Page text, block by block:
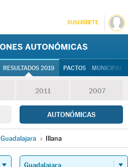
SUSCRÍBETE
RESULTADOS 2019 PACTOS
2011 2007
AUTONÓMICAS
Guadalajara » Illana